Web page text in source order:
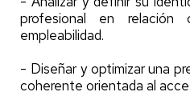
profesional en
empleabilidad.
- Diseñar y optimizar una
coherente orientada al